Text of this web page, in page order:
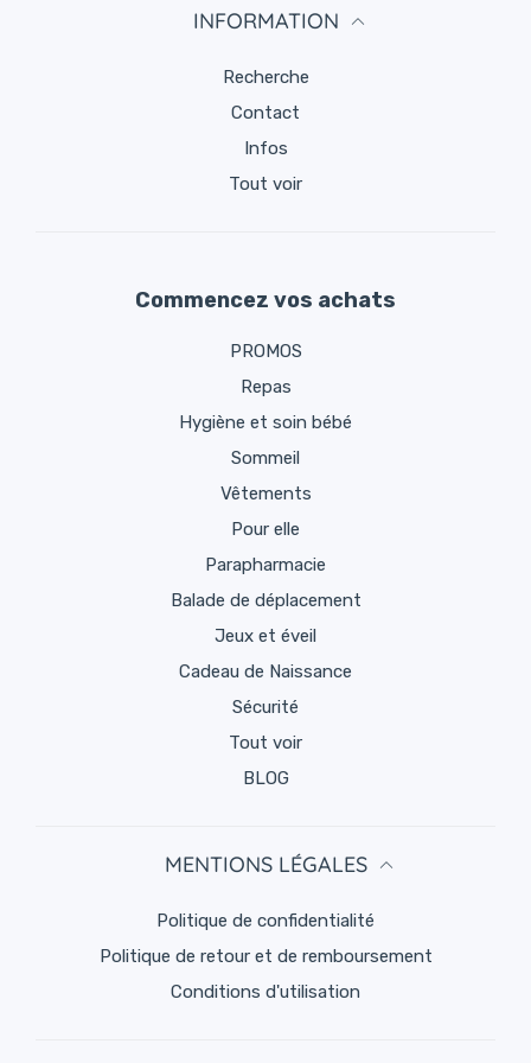
INFORMATION
Recherche
Contact
Infos
Tout voir
Commencez vos achats
PROMOS
Repas
Hygiène et soin bébé
Sommeil
Vêtements
Pour elle
Parapharmacie
Balade de déplacement
Jeux et éveil
Cadeau de Naissance
Sécurité
Tout voir
BLOG
MENTIONS LÉGALES
politique de confidentialité
Politique de retour et de remboursement
Conditions d'utilisation